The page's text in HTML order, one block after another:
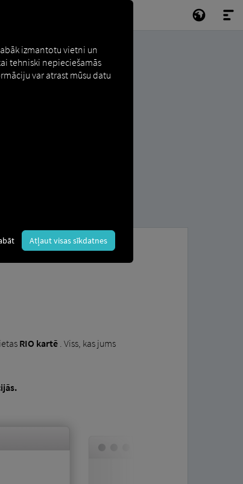
RIO kartē. Viss, kas jums
izmantotu vietni un
tehniski nepieciešamās
var atrast mūsu datu
Atļaut visas sīkdatnes